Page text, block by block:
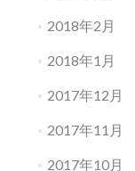
2018年2月
2018年1月
2017年12月
2017年11月
2017年10月